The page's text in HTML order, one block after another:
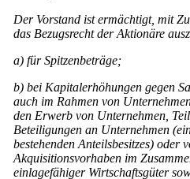
Der Vorstand ist ermächtigt, mit
das Bezugsrecht der Aktionäre
a) für Spitzenbeträge;
b) bei Kapitalerhöhungen gegen
auch im Rahmen von
den Erwerb von Unternehmen,
Beteiligungen an Unternehmen
bestehenden Anteilsbesitzes) oder
Akquisitionsvorhaben im
einlagefähiger Wirtschaftsgüter